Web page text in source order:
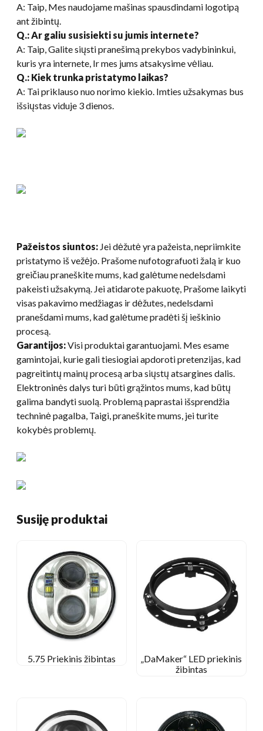
A: Taip, Mes naudojame mašinas spausdindami logotipą
ant žibintų.
Q.: Ar galiu susisiekti su jumis internete?
A: Taip, Galite siųsti pranešimą prekybos vadybininkui,
kuris yra internete, Ir mes jums atsakysime vėliau.
Q.: Kiek trunka pristatymo laikas?
A: Tai priklauso nuo norimo kiekio. Imties užsakymas bus
išsiųstas viduje 3 dienos.
Pažeistos siuntos: Jei dėžutė yra pažeista, nepriimkite
pristatymo iš vežėjo. Prašome nufotografuoti žalą ir kuo
greičiau praneškite mums, kad galėtume nedelsdami
pakeisti užsakymą. Jei atidarote pakuotę, Prašome laikyti
visas pakavimo medžiagas ir dėžutes, nedelsdami
pranešdami mums, kad galėtume pradėti šį ieškinio
procesą.
Garantijos:Visi produktai garantuojami. Mes esame
gamintojai, kurie gali tiesiogiai apdoroti pretenzijas, kad
pagreitintų mainų procesą arba siųstų atsargines dalis.
Elektroninės dalys turi būti grąžintos mums, kad būtų
galima bandyti suolą. Problemą paprastai išsprendžia
techninė pagalba, Taigi, praneškite mums, jei turite
kokybės problemų.
Susiję produktai
5.75 Priekinis žibintas
„DaMaker“ LED priekinis
žibintas